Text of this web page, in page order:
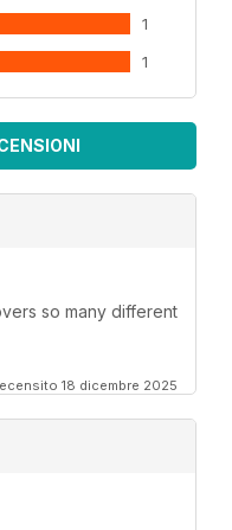
1
1
so many different
18 dicembre 2025